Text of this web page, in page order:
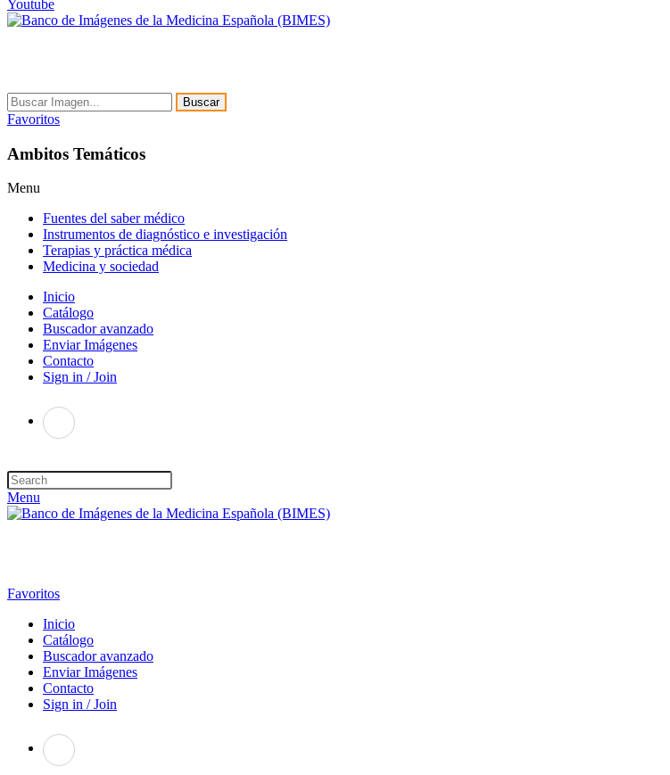
Youtube
Buscar
Favoritos
Ambitos Temáticos
Menu
Fuentes del saber médico
Instrumentos de diagnóstico e investigación
Terapias y práctica médica
Medicina y sociedad
Inicio
Catálogo
Buscador avanzado
Enviar Imágenes
Contacto
Sign in / Join
Menu
Favoritos
Inicio
Catálogo
Buscador avanzado
Enviar Imágenes
Contacto
Sign in / Join